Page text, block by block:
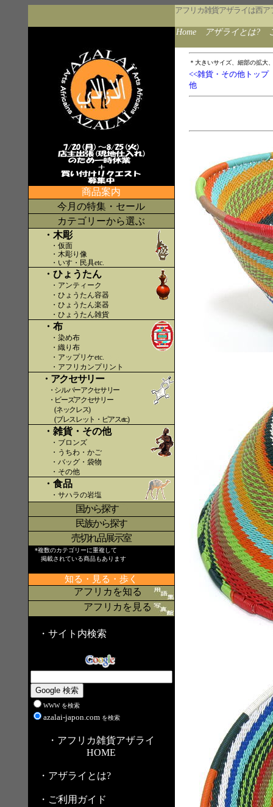
アフリカ雑貨アザライは西
Home アザライとは?
商品案内
今月の特集・セール
カテゴリーから選ぶ
・木彫
・仮面
・木彫り像
・いす・民具etc.
・ひょうたん
・アンティーク
・ひょうたん容器
・ひょうたん楽器
・ひょうたん雑貨
・布
・染め布
・織り布
・アップリケetc.
・アフリカンプリント
・アクセサリー
・シルバーアクセサリー
・ビーズアクセサリー
(ネックレス)
(ブレスレット・ピアスetc.)
・雑貨・その他
・ブロンズ
・うちわ・かご
・バッグ・袋物
・その他
・食品
・サハラの岩塩
国から探す〇
民族から探す
売切れ品展示室
*複数のカテゴリーに重複して
掲載されている商品もあります
知る・見る・歩く
アフリカを知る
アフリカを見る
・サイト内検索
WWW を検索
azalai-japon.com を検索
・アフリカ雑貨アザライ
HOME
・アザライとは?
・ご利用ガイド
＊大きいサイズ、細部の拡大
<<雑貨・その他トップ
他